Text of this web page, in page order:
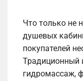
Что только не
душевых
покупателей
Традиционный
гидромассаж,